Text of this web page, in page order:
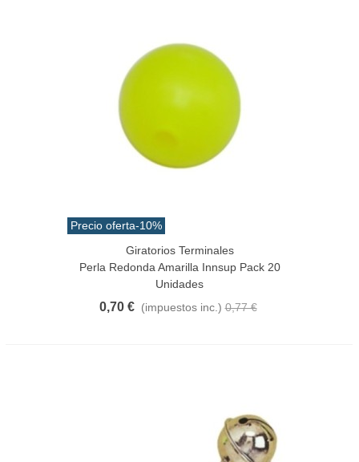
Precio oferta-10%
Giratorios Terminales
Perla Redonda Amarilla Innsup Pack 20
Unidades
0,70 € (impuestos inc.) 0,77 €